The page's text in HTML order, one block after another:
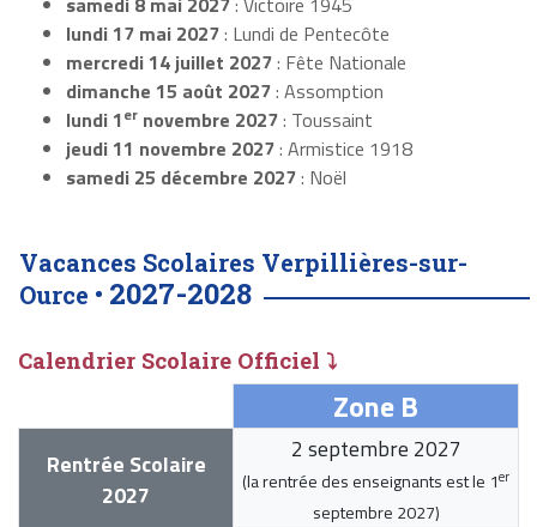
lundi 17 mai 2027: Lundi de Pentecôte
mercredi 14 juillet 2027: Fête Nationale
dimanche 15 août 2027: Assomption
lundi 1er novembre 2027: Toussaint
jeudi 11 novembre 2027: Armistice 1918
samedi 25 décembre 2027: Noël
Vacances Scolaires Verpillières-sur-
Ource • 2027-2028
Calendrier Scolaire Officiel ⤵
Zone B
Rentrée Scolaire
2027
2 septembre 2027
(la rentrée des enseignants est le 1er
septembre 2027)